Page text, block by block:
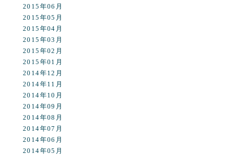
2015年06月
2015年05月
2015年04月
2015年03月
2015年02月
2015年01月
2014年12月
2014年11月
2014年10月
2014年09月
2014年08月
2014年07月
2014年06月
2014年05月